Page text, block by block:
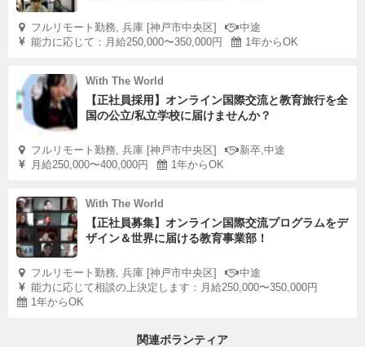
フルリモート勤務, 兵庫 [神戸市中央区]
中途
能力に応じて：月給250,000〜350,000円
1年からOK
With The World
【正社員採用】オンライン国際交流と教育旅行を全
国の公立/私立学校に届けませんか？
フルリモート勤務, 兵庫 [神戸市中央区]
新卒,中途
月給250,000〜400,000円
1年からOK
With The World
【正社員募集】オンライン国際交流プログラムをデ
ザイン＆世界に届ける教育事業部！
フルリモート勤務, 兵庫 [神戸市中央区]
中途
能力に応じて相談の上決定します：月給250,000〜350,000円
1年からOK
関連ボランティア